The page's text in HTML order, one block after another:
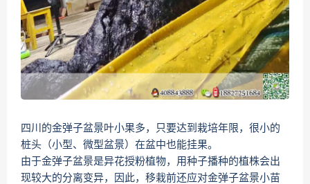
四川的金弹子盆景叶小果多，只要达到栽培年限，很小的
桩头（小型、微型盆景）在盆中也能挂果。
由于金弹子盆景是异花授粉植物，用种子播种的植株会出
现较大的分离变异，因此，移栽前还应对金弹子盆景小苗